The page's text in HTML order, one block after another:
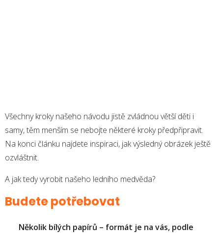
Všechny kroky našeho návodu jistě zvládnou větší děti i
samy, těm menším se nebojte některé kroky předpřipravit.
Na konci článku najdete inspiraci, jak výsledný obrázek ještě
ozvláštnit.
A jak tedy vyrobit našeho ledního medvěda?
Budete potřebovat
Několik bílých papírů – formát je na vás, podle